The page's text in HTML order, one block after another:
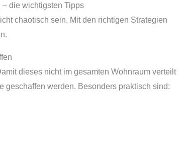
die wichtigsten Tipps
chaotisch sein. Mit den richtigen Strategien
dieses nicht im gesamten Wohnraum verteilt
geschaffen werden. Besonders praktisch sind: